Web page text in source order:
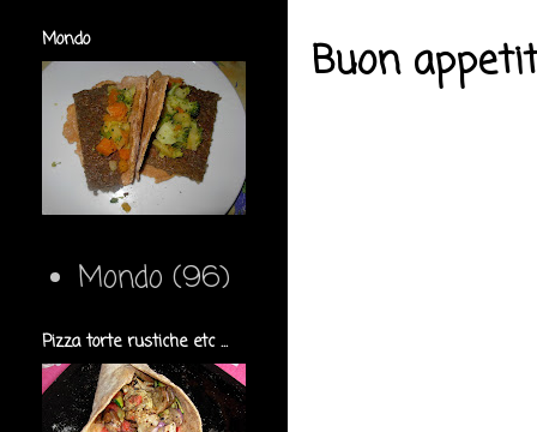
Buon
Mondo
Mondo (96)
Pizza torte rustiche etc ...